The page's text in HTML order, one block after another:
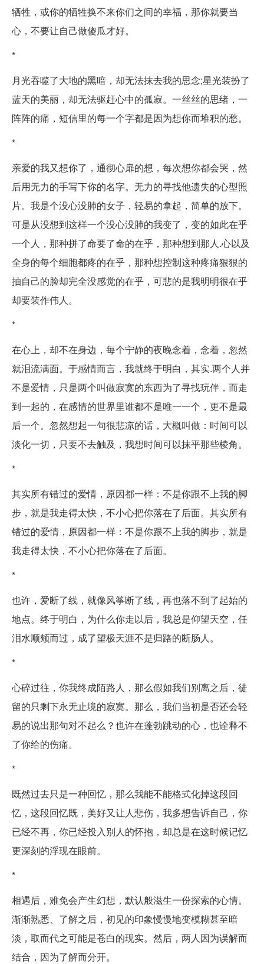
牺牲，或你的牺牲换不来你们之间的幸福，那你就要当
心，不要让自己做傻瓜才好。
*
月光吞噬了大地的黑暗，却无法抹去我的思念;星光装扮了
蓝天的美丽，却无法驱赶心中的孤寂。一丝丝的思绪，一
阵阵的痛，短信里的每一个字都是因为想你而堆积的愁。
*
亲爱的我又想你了，通彻心扉的想，每次想你都会哭，然
后用无力的手写下你的名字。无力的寻找他遗失的心型照
片。我是个没心没肺的女子，轻易的拿起，简单的放下。
可是从没想到这样一个没心没肺的我变了，变的如此在乎
一个人，那种拼了命要了命的在乎，那种想到那人.心以及
全身的每个细胞都疼的在乎，那种想控制这种疼痛狠狠的
抽自己的脸却完全没感觉的在乎，可悲的是我明明很在乎
却要装作伟人。
*
在心上，却不在身边，每个宁静的夜晚念着，念着，忽然
就泪流满面。于感情而言，我就终于明白，其实.两个人并
不是爱情，只是两个叫做寂寞的东西为了寻找玩伴，而走
到一起的，在感情的世界里谁都不是唯一一个，更不是最
后一个。忽然想起一句很悲凉的话，大概叫做：时间可以
淡化一切，只要不去触及，我想时间可以抹平那些棱角。
*
其实所有错过的爱情，原因都一样：不是你跟不上我的脚
步，就是我走得太快，不小心把你落在了后面。其实所有
错过的爱情，原因都一样：不是你跟不上我的脚步，就是
我走得太快，不小心把你落在了后面。
*
也许，爱断了线，就像风筝断了线，再也落不到了起始的
地点。终于明白，为什么你走以后，我总是仰望天空，任
泪水顺颊而过，成了望极天涯不是归路的断肠人。
*
心碎过往，你我终成陌路人，那么假如我们别离之后，徒
留的只剩下永无止境的寂寞。那么，我们当初是否还会轻
易的说出那句对不起么？也许在蓬勃跳动的心，也诠释不
了你给的伤痛。
*
既然过去只是一种回忆，那么我能不能格式化掉这段回
忆，这段回忆既，美好又让人悲伤，我多想告诉自己，你
已经不再，你已经投入别人的怀抱，却总是在这时候记忆
更深刻的浮现在眼前。
*
相遇后，难免会产生幻想，默认般滋生一份探索的心情。
渐渐熟悉、了解之后，初见的印象慢慢地变模糊甚至暗
淡，取而代之可能是苍白的现实。然后，两人因为误解而
结合，因为了解而分开。